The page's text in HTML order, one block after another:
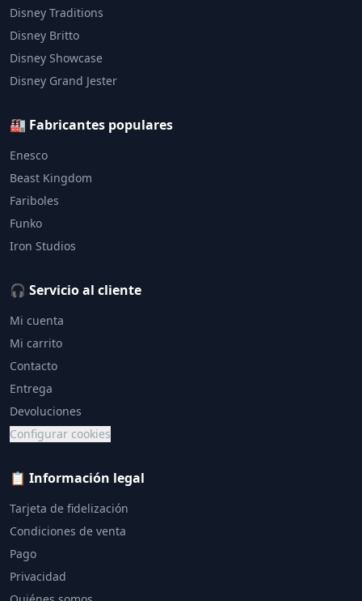
Disney Traditions
Disney Britto
Disney Showcase
Disney Grand Jester
🏭 Fabricantes populares
Enesco
Beast Kingdom
Fariboles
Funko
Iron Studios
🎧 Servicio al cliente
Mi cuenta
Mi carrito
Contacto
Entrega
Devoluciones
Configurar cookies
📋 Información legal
Tarjeta de fidelización
Condiciones de venta
Pago
Privacidad